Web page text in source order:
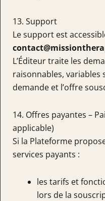
13. Support
Le support est
L’Éditeur traite les
raisonnables, variables
demande et l’offre
14. Offres payantes –
applicable)
Si la Plateforme
services payants :
les tarifs et
lors de la